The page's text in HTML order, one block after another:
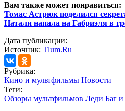
Вам также может понравиться:
Томас Астрюк поделился
Натали напала на Габриэля в
Дата публикации:
Источник: Tlum.Ru
Рубрика:
Кино и мультфильмы Новости
Теги:
Обзоры мультфильмов Леди Баг